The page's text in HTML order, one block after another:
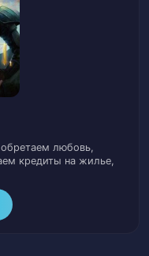
король
король
Тан Саня
Тан Саня
любовь,
кредиты на жилье,